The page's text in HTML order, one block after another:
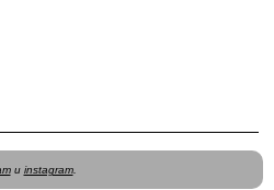
и instagram.